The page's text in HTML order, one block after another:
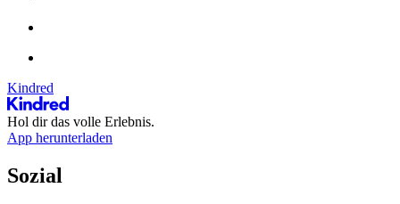
Kindred
Hol dir das volle Erlebnis.
App herunterladen
Sozial